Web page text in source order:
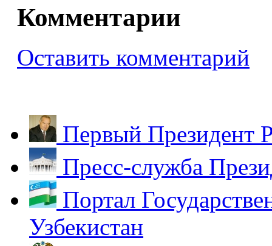
Комментарии
Оставить комментарий
Первый Президент
Пресс-служба
Портал
Узбекистан